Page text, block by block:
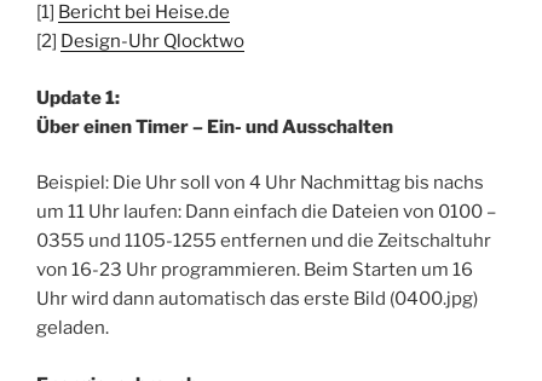
[1] Bericht bei Heise.de
[2] Design-Uhr Qlocktwo
Update 1:
Über einen Timer – Ein- und Ausschalten
Beispiel: Die Uhr soll von 4 Uhr Nachmittag bis nachs
um 11 Uhr laufen: Dann einfach die Dateien von 0100 –
0355 und 1105-1255 entfernen und die Zeitschaltuhr
von 16-23 Uhr programmieren. Beim Starten um 16
Uhr wird dann automatisch das erste Bild (0400.jpg)
geladen.